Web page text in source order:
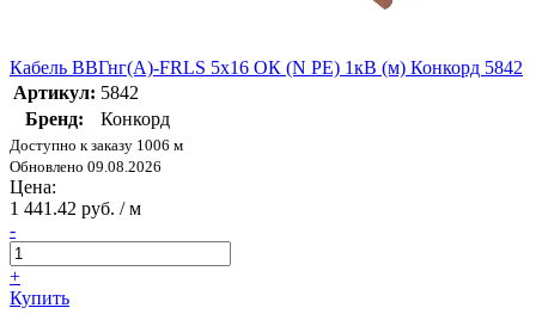
Кабель ВВГнг(А)-FRLS 5х16 ОК (N PE) 1кВ (м) Конкорд 5842
Артикул: 5842
Бренд:
Конкорд
Доступно к заказу 1006 м
Обновлено 09.08.2026
Цена:
1 441.42 руб. / м
-
+
Купить